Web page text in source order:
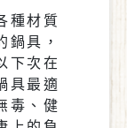
種材質
鍋具，
下次在
具最適
毒、健